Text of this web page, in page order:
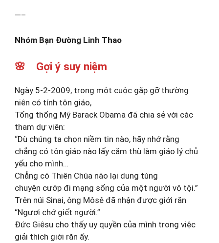
—–
Nhóm Bạn Đường Linh Thao
🌸 Gợi ý suy niệm
Ngày 5-2-2009, trong một cuộc gặp gỡ thường
niên có tính tôn giáo,
Tổng thống Mỹ Barack Obama đã chia sẻ với các
tham dự viên:
“Dù chúng ta chọn niềm tin nào, hãy nhớ rằng
chẳng có tôn giáo nào lấy căm thù làm giáo lý chủ
yếu cho mình…
Chẳng có Thiên Chúa nào lại dung túng
chuyện cướp đi mạng sống của một người vô tội.”
Trên núi Sinai, ông Môsê đã nhận được giới răn
“Ngươi chớ giết người.”
Đức Giêsu cho thấy uy quyền của mình trong việc
giải thích giới răn ấy.